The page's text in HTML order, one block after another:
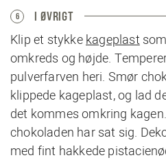
6 I ØVRIGT
Klip et stykke kageplast
omkreds og højde.
pulverfarven heri. Smør
klippede kageplast, og lad
det kommes omkring
chokoladen har sat sig.
med fint hakkede